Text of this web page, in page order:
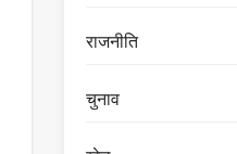
राजनीति
चुनाव